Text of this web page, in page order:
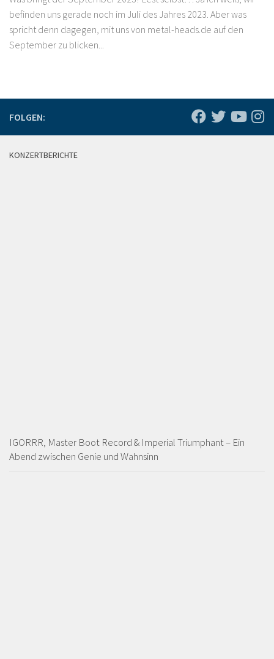
befinden uns gerade noch im Juli des Jahres 2023. Aber was
spricht denn dagegen, mit uns von metal-heads.de auf den
September zu blicken...
FOLGEN:
KONZERTBERICHTE
IGORRR, Master Boot Record & Imperial Triumphant – Ein
Abend zwischen Genie und Wahnsinn